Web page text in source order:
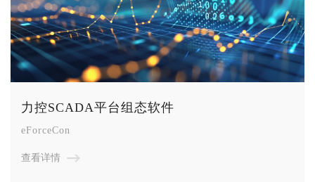
力控SCADA平台组态软件
eForceCon
查看详情